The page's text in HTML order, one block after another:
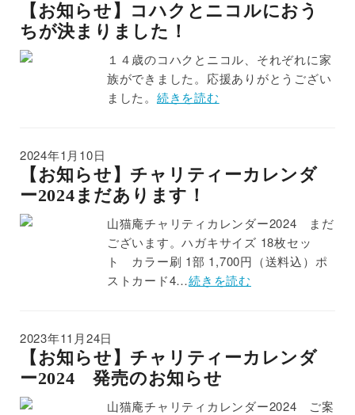
【お知らせ】コハクとニコルにおう
ちが決まりました！
１４歳のコハクとニコル、それぞれに家
族ができました。応援ありがとうござい
ました。 続きを読む
2024年1月10日
【お知らせ】チャリティーカレンダ
ー2024まだあります！
山猫庵チャリティカレンダー2024 まだ
ございます。ハガキサイズ 18枚セッ
ト カラー刷 1部 1,700円（送料込）ポ
ストカード4…続きを読む
2023年11月24日
【お知らせ】チャリティーカレンダ
ー2024 発売のお知らせ
山猫庵チャリティカレンダー2024 ご案